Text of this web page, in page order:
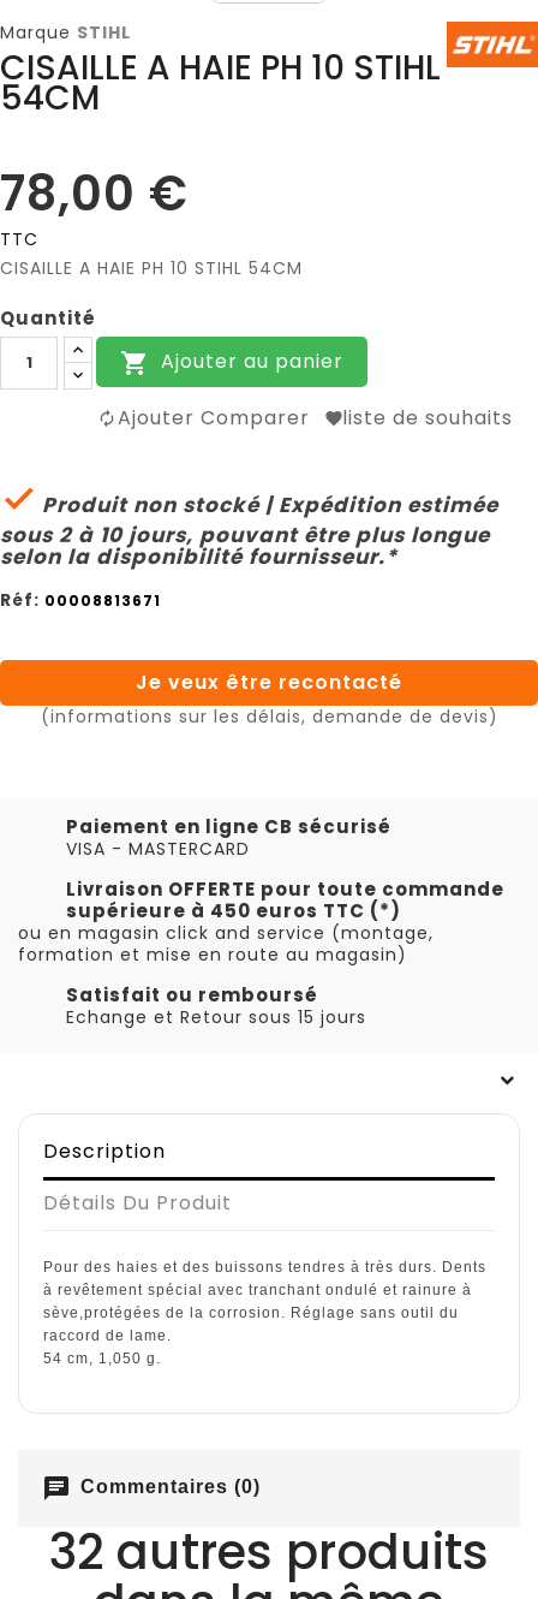
Marque STIHL
CISAILLE A HAIE PH 10 STIHL
54CM
78,00 €
TTC
CISAILLE A HAIE PH 10 STIHL 54CM
Quantité
 Ajouter au panier
Ajouter Comparer liste de souhaits
 Produit non stocké | Expédition estimée
sous 2 à 10 jours, pouvant être plus longue
selon la disponibilité fournisseur.*
Réf: 00008813671
Je veux être recontacté
(informations sur les délais, demande de devis)
Paiement en ligne CB sécurisé
VISA - MASTERCARD
Livraison OFFERTE pour toute commande
supérieure à 450 euros TTC (*)
ou en magasin click and service (montage,
formation et mise en route au magasin)
Satisfait ou remboursé
Echange et Retour sous 15 jours
Description
Détails Du Produit
Pour des haies et des buissons tendres à très durs. Dents
à revêtement spécial avec tranchant ondulé et rainure à
sève,protégées de la corrosion. Réglage sans outil du
raccord de lame.
54 cm, 1,050 g.
chat Commentaires (0)
32 autres produits